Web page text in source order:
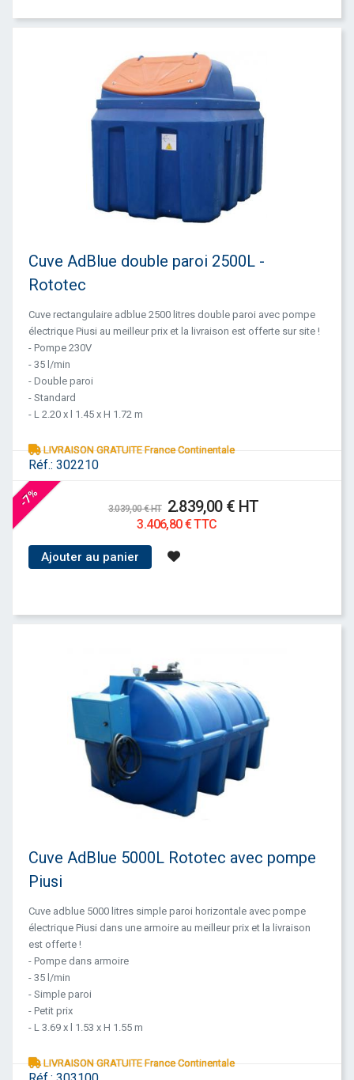
Réf.: 302210
Cuve AdBlue double paroi 2500L -
Rototec
Cuve rectangulaire adblue 2500 litres double paroi avec pompe
électrique Piusi au meilleur prix et la livraison est offerte sur site !
- Pompe 230V
- 35 l/min
- Double paroi
- Standard
- L 2.20 x l 1.45 x H 1.72 m
LIVRAISON GRATUITE France Continentale
-7% 3.039,00 € HT 2.839,00 € HT
3.406,80 € TTC
Ajouter au panier
Cuve AdBlue 5000L Rototec avec pompe
Piusi
Cuve adblue 5000 litres simple paroi horizontale avec pompe
électrique Piusi dans une armoire au meilleur prix et la livraison
est offerte !
- Pompe dans armoire
- 35 l/min
- Simple paroi
- Petit prix
- L 3.69 x l 1.53 x H 1.55 m
LIVRAISON GRATUITE France Continentale